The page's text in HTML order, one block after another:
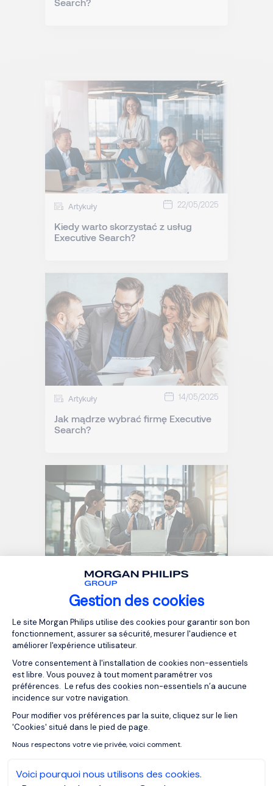
Gestion des cookies
Plateforme de Gestion du
Le site Morgan Philips utilise des cookies pour garantir son bon
fonctionnement, assurer sa sécurité, mesurer l'audience et
améliorer l'expérience utilisateur.
Votre consentement à l'installation de cookies non-essentiels
est libre. Vous pouvez à tout moment paramétrer vos
préférences. Le refus des cookies non-essentiels n’a aucune
incidence sur votre navigation.
Pour modifier vos préférences par la suite, cliquez sur le lien
'Cookies' situé dans le pied de page.
Nous respectons votre vie privée, voici comment.
Voici pourquoi nous utilisons des cookies.
Axeptio consent
Artykuły 22/05/2025
Kiedy warto skorzystać z usług
Executive Search?
Artykuły 14/05/2025
Jak mądrze wybrać firmę Executive
Search?
search?